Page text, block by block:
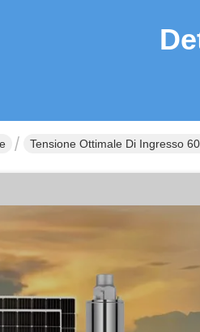
Tensione Ottimale Di Ingresso